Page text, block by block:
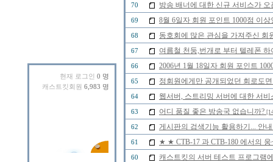
현재 로그인 0 명
캐스트킷회원 6,983 명
70 방송 배너에 대한 신규 서비스가
69 8월 6일자 회원 포인트 1000점 이
68 동호회에 많은 관심을 가져주신
67 여름철 천둥,번개로 부터 텔레폰
66 2006년 1월 18일자 회원 포인트
65 정회원에게만 공개되었던 회로도
64 웹서버, 스트리밍 서버에 대한 서
63 어디 품질 좋은 방송국 없습니까?
62 게시판의 검색기능 활용하기... 안
61 ★ ★ CTB-17 과 CTB-180 에서의
60 캐스트킷의 서버 테스트 프로그램